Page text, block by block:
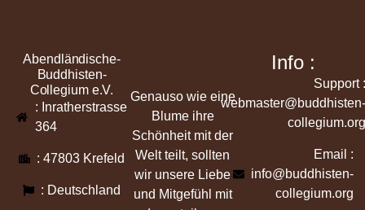
Abendländische-
Buddhisten-
Collegium e.V.
: Inratherstrasse
364
: 47803 Krefeld
: Deutschland
Genauso wie eine
Blume ihre
Schönheit mit der
Welt teilt, sollten
wir unsere Liebe
und Mitgefühl mit
Info :
Support :
webmaster@buddhisten-
collegium.org
Email :
info@buddhisten-
collegium.org